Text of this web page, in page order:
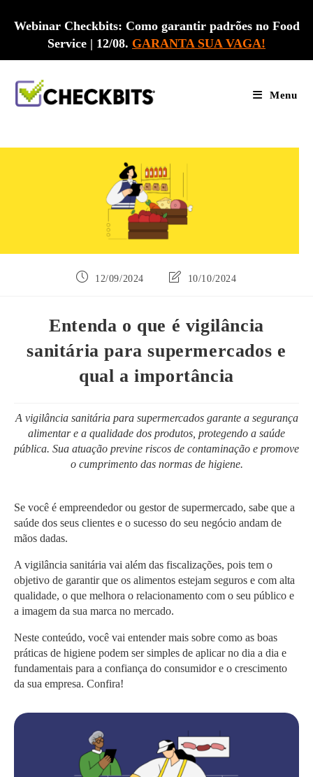
paraWebinar Checkbits: Como garantir padrões no Food
Service | 12/08. GARANTA SUA VAGA!
Menu
Post
12/09/2024
Última10/10/2024
Entenda o que é vigilância
sanitária para supermercados e
qual a importância
A vigilância sanitária para supermercados garante a segurança
alimentar e a qualidade dos produtos, protegendo a saúde
pública. Sua atuação previne riscos de contaminação e promove
o cumprimento das normas de higiene.
Se você é empreendedor ou gestor de supermercado, sabe que a
saúde dos seus clientes e o sucesso do seu negócio andam de
mãos dadas.
A vigilância sanitária vai além das fiscalizações, pois tem o
objetivo de garantir que os alimentos estejam seguros e com alta
qualidade, o que melhora o relacionamento com o seu público e
a imagem da sua marca no mercado.
Neste conteúdo, você vai entender mais sobre como as boas
práticas de higiene podem ser simples de aplicar no dia a dia e
fundamentais para a confiança do consumidor e o crescimento
da sua empresa. Confira!